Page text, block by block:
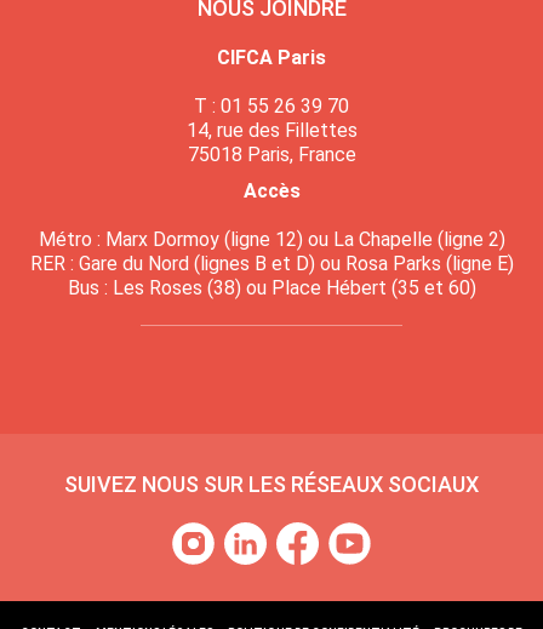
NOUS JOINDRE
CIFCA Paris
T : 01 55 26 39 70
14, rue des Fillettes
75018 Paris, France
Accès
Métro : Marx Dormoy (ligne 12) ou La Chapelle (ligne 2)
RER : Gare du Nord (lignes B et D) ou Rosa Parks (ligne E)
Bus : Les Roses (38) ou Place Hébert (35 et 60)
SUIVEZ NOUS SUR LES RÉSEAUX SOCIAUX